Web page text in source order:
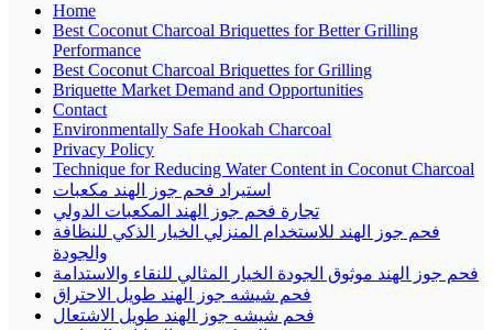
Home
Best Coconut Charcoal Briquettes for Better Grilling
Performance
Best Coconut Charcoal Briquettes for Grilling
Briquette Market Demand and Opportunities
Contact
Environmentally Safe Hookah Charcoal
Privacy Policy
Technique for Reducing Water Content in Coconut Charcoal
استيراد فحم جوز الهند مكعبات
تجارة فحم جوز الهند المكعبات الدولي
فحم جوز الهند للاستخدام المنزلي الخيار الذكي للنظافة
والجودة
فحم جوز الهند موثوق الجودة الخيار المثالي للنقاء والاستدامة
فحم شيشه جوز الهند طويل الاحتراق
فحم شيشه جوز الهند طويل الاشتعال